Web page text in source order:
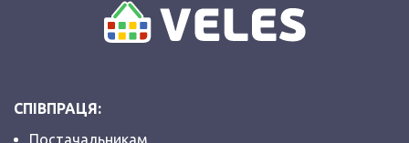
СПІВПРАЦЯ:
Постачальникам